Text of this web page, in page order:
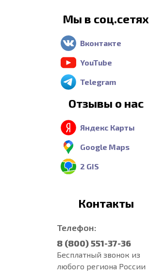
Мы в соц.сетях
Вконтакте
YouTube
Telegram
Отзывы о нас
Яндекс Карты
Google Maps
2 GIS
Контакты
Телефон:
8 (800) 551-37-36
Бесплатный звонок из
любого региона России